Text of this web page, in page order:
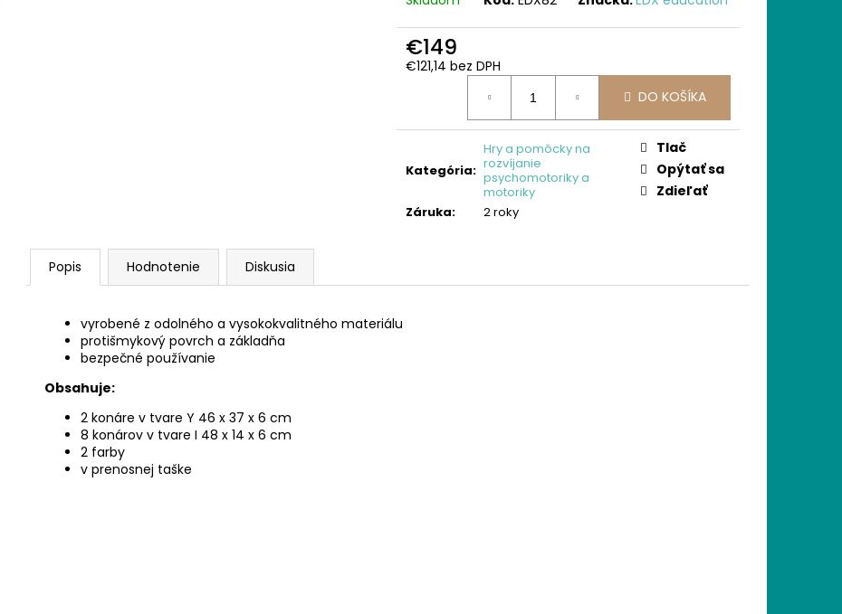
€149
€121,14 bez DPH
Jednotková
DO KOŠÍKA
Kategória:
Hry a pomôcky na
rozvíjanie
psychomotoriky a
motoriky
Záruka: 2 roky
Tlač
Opýtať sa
Zdieľať
Popis Hodnotenie Diskusia
vyrobené z odolného a vysokokvalitného materiálu
protišmykový povrch a základňa
bezpečné používanie
Obsahuje:
2 konáre v tvare Y 46 x 37 x 6 cm
8 konárov v tvare I 48 x 14 x 6 cm
2 farby
v prenosnej taške
DROBČEK SADY ORTOPEDICKÝCH